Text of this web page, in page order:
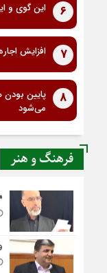
6 این گوی و
7 افزایش اجاره بها
8
پایین بودن
می‌شود
فرهنگ و هنر